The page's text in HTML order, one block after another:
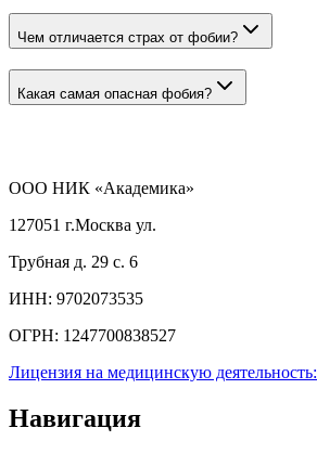
Чем отличается страх от фобии?
Какая самая опасная фобия?
ООО НИК «Академика»
127051 г.Москва ул.
Трубная д. 29 с. 6
ИНН: 9702073535
ОГРН: 1247700838527
Лицензия на медицинскую деятельность:
Навигация